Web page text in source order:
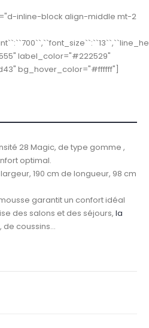
inline-block align-middle mt-2
label_color="#222529"
bg_hover_color="#ffffff"]
28 Magic, de type gomme ,
optimal.
190 cm de longueur, 98 cm
garantit un confort idéal
des salons et des séjours, la
, de coussins…